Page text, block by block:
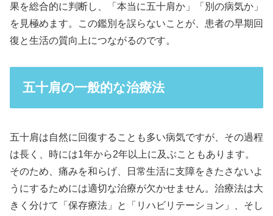
果を総合的に判断し、「本当に五十肩か」「別の病気か」
を見極めます。この鑑別を誤らないことが、患者の早期回
復と生活の質向上につながるのです。
五十肩の一般的な治療法
五十肩は自然に回復することも多い病気ですが、その過程
は長く、時には1年から2年以上に及ぶこともあります。
そのため、痛みを和らげ、日常生活に支障をきたさないよ
うにするためには適切な治療が欠かせません。治療法は大
きく分けて「保存療法」と「リハビリテーション」、そし